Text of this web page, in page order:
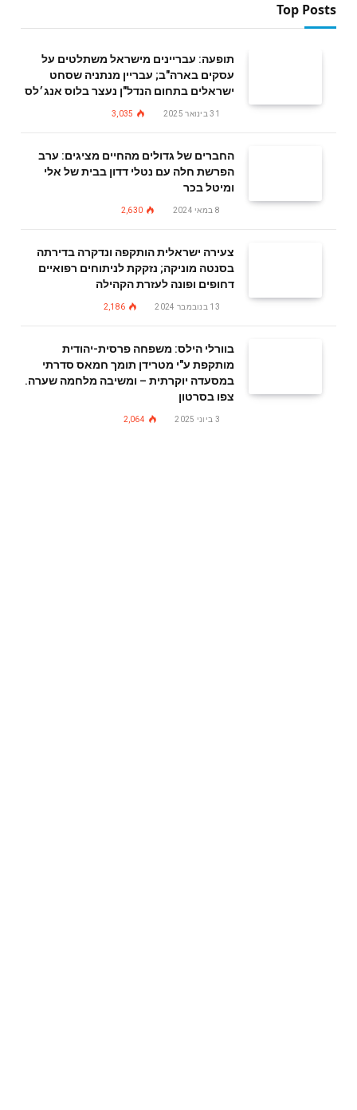
Top Posts
תופעה: עבריינים מישראל משתלטים על
עסקים בארה"ב; עבריין מנתניה שסחט
ישראלים בתחום הנדל"ן נעצר בלוס אנג׳לס
31 בינואר 2025 3,035
החברים של גדולים מהחיים מציגים: ערב
הפרשת חלה עם נטלי דדון בבית של אלי
ומיטל בכר
8 במאי 2024 2,630
צעירה ישראלית הותקפה ונדקרה בדירתה
בסנטה מוניקה; נזקקת לניתוחים רפואיים
דחופים ופונה לעזרת הקהילה
13 בנובמבר 2024 2,186
בוורלי הילס: משפחה פרסית-יהודית
מותקפת ע"י מטרידן תומך חמאס סדרתי
במסעדה יוקרתית – ומשיבה מלחמה שערה.
צפו בסרטון
3 ביוני 2025 2,064